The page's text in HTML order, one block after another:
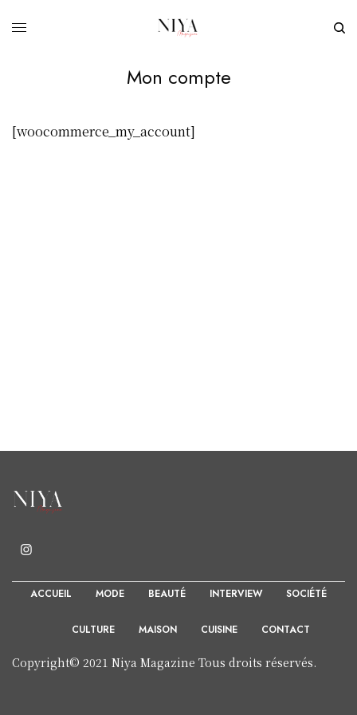
Mon compte
[woocommerce_my_account]
ACCUEIL MODE BEAUTÉ INTERVIEW SOCIÉTÉ
CULTURE MAISON CUISINE CONTACT
Copyright© 2021 Niya Magazine Tous droits réservés.